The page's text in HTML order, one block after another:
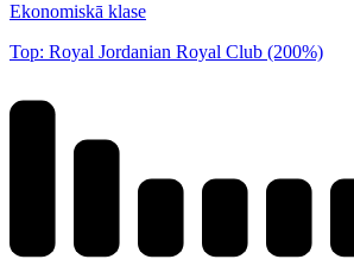
Ekonomiskā klase
Top: Royal Jordanian Royal Club (200%)